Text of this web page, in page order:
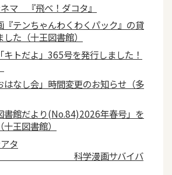
マ 『飛べ！ダコタ』
『テンちゃんわくわくパック』の貸
た（十王図書館）
キトだよ」365号を発行しました！
はなし会」時間変更のお知らせ（多
書館だより(No.84)2026年春号」を
王図書館）
タ
漫画サバイバ